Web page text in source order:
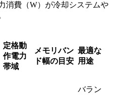
消費（W）が冷却システムや
定格動
作電力
帯域
メモリバン
ド幅の目安
最適な
用途
バラン